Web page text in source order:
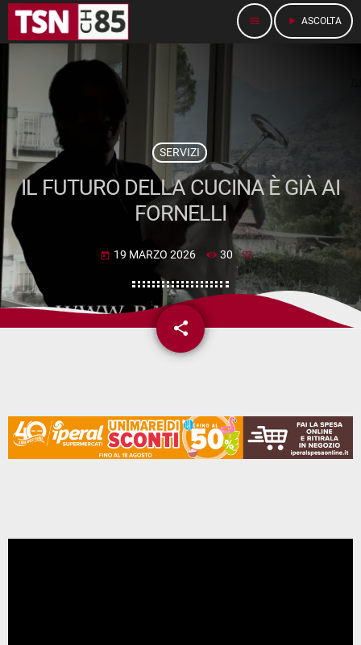
menu play_arrow ASCOLTA
SERVIZI
IL FUTURO DELLA CUCINA È GIÀ AI
FORNELLI
today 19 MARZO 2026 30
share
email